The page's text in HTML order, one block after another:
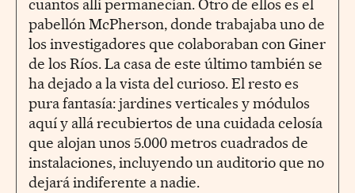
cuantos allí permanecían. Otro de ellos es el
pabellón McPherson, donde trabajaba uno de
los investigadores que colaboraban con Giner
de los Ríos. La casa de este último también se
ha dejado a la vista del curioso. El resto es
pura fantasía: jardines verticales y módulos
aquí y allá recubiertos de una cuidada celosía
que alojan unos 5.000 metros cuadrados de
instalaciones, incluyendo un auditorio que no
dejará indiferente a nadie.